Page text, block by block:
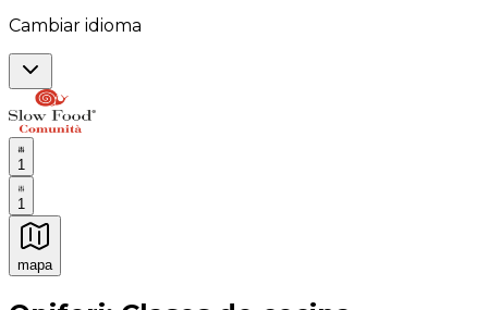
Cambiar idioma
1
1
mapa